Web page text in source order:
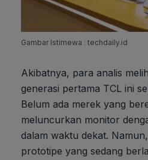
Gambar Istimewa : techdaily.id
Akibatnya, para analis
generasi pertama TCL ini
Belum ada merek yang
meluncurkan monitor
dalam waktu dekat.
prototipe yang sedang